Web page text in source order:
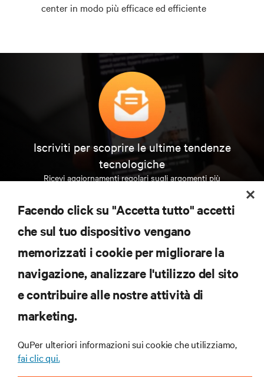
center in modo più efficace ed efficiente
Iscriviti per scoprire le ultime tendenze
tecnologiche
Ricevi aggiornamenti regolari sugli argomenti più
data center e infrastrutture.
ISCRIVITI SUBITO
SUPPORTO
AZIENDA
Facendo click su "Accetta tutto" accetti
che sul tuo dispositivo vengano
memorizzati i cookie per migliorare la
navigazione, analizzare l'utilizzo del sito
e contribuire alle nostre attività di
marketing.
QuPer ulteriori informazioni sui cookie che utilizziamo,
fai clic qui.